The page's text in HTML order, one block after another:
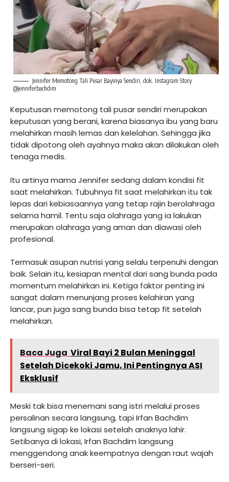
Jennifer Memotong Tali Pusar Bayinya Sendiri, dok. Instagram Story
@jenniferbachdim
Keputusan memotong tali pusar sendiri merupakan
keputusan yang berani, karena biasanya ibu yang baru
melahirkan masih lemas dan kelelahan. Sehingga jika
tidak dipotong oleh ayahnya maka akan dilakukan oleh
tenaga medis.
Itu artinya mama Jennifer sedang dalam kondisi fit
saat melahirkan. Tubuhnya fit saat melahirkan itu tak
lepas dari kebiasaannya yang tetap rajin berolahraga
selama hamil. Tentu saja olahraga yang ia lakukan
merupakan olahraga yang aman dan diawasi oleh
profesional.
Termasuk asupan nutrisi yang selalu terpenuhi dengan
baik. Selain itu, kesiapan mental dari sang bunda pada
momentum melahirkan ini. Ketiga faktor penting ini
sangat dalam menunjang proses kelahiran yang
lancar, pun juga sang bunda bisa tetap fit setelah
melahirkan.
Baca Juga Viral Bayi 2 Bulan Meninggal
Setelah Dicekoki Jamu, Ini Pentingnya ASI
Eksklusif
Meski tak bisa menemani sang istri melalui proses
persalinan secara langsung, tapi Irfan Bachdim
langsung sigap ke lokasi setelah anaknya lahir.
Setibanya di lokasi, Irfan Bachdim langsung
menggendong anak keempatnya dengan raut wajah
berseri-seri.